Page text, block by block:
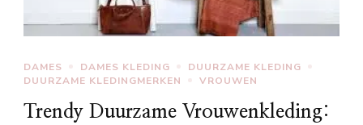
DAMES DAMES KLEDING
DUURZAME KLEDING
DUURZAME KLEDINGMERKEN
VROUWEN
Trendy Duurzame Vrouwenkleding: